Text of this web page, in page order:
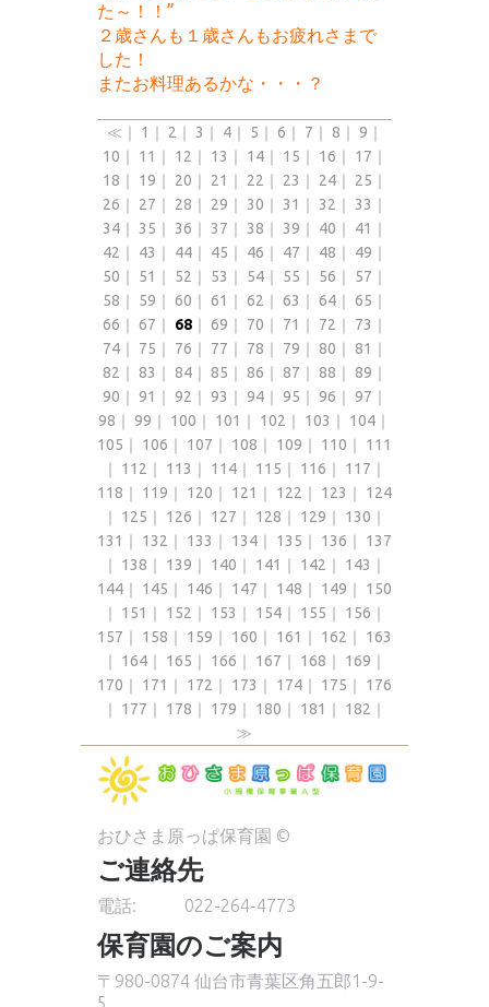
た～！！”
２歳さんも１歳さんもお疲れさまで
した！
またお料理あるかな・・・？
≪｜ 1 ｜ 2 ｜ 3 ｜ 4｜ 5 ｜ 6 ｜ 7 ｜ 8 ｜ 9 ｜
10 ｜ 11 ｜ 12 ｜ 13 ｜ 14｜ 15 ｜ 16 ｜ 17 ｜
18 ｜ 19 ｜ 20 ｜ 21 ｜ 22 ｜ 23 ｜ 24｜ 25 ｜
26 ｜ 27 ｜ 28 ｜ 29 ｜ 30 ｜ 31 ｜ 32 ｜ 33 ｜
34｜ 35 ｜ 36 ｜ 37 ｜ 38 ｜ 39 ｜ 40 ｜ 41 ｜
42 ｜ 43 ｜ 44｜ 45 ｜ 46 ｜ 47 ｜ 48 ｜ 49 ｜
50 ｜ 51 ｜ 52 ｜ 53 ｜ 54｜ 55 ｜ 56 ｜ 57 ｜
58 ｜ 59 ｜ 60 ｜ 61 ｜ 62 ｜ 63 ｜ 64｜ 65 ｜
66 ｜ 67 ｜ 68｜ 69 ｜ 70 ｜ 71 ｜ 72 ｜ 73 ｜
74｜ 75 ｜ 76 ｜ 77 ｜ 78 ｜ 79 ｜ 80 ｜ 81 ｜
82 ｜ 83 ｜ 84｜ 85 ｜ 86 ｜ 87 ｜ 88 ｜ 89 ｜
90 ｜ 91 ｜ 92 ｜ 93 ｜ 94｜ 95 ｜ 96 ｜ 97 ｜
98 ｜ 99 ｜ 100 ｜ 101 ｜ 102 ｜ 103 ｜ 104 ｜
105 ｜ 106 ｜ 107 ｜ 108 ｜ 109 ｜ 110 ｜ 111
｜ 112 ｜ 113 ｜ 114 ｜ 115 ｜ 116 ｜ 117 ｜
118 ｜ 119 ｜ 120 ｜ 121 ｜ 122 ｜ 123 ｜ 124
｜ 125 ｜ 126 ｜ 127 ｜ 128 ｜ 129 ｜ 130 ｜
131 ｜ 132 ｜ 133 ｜ 134 ｜ 135 ｜ 136 ｜ 137
｜ 138 ｜ 139 ｜ 140 ｜ 141 ｜ 142 ｜ 143 ｜
144 ｜ 145 ｜ 146 ｜ 147 ｜ 148 ｜ 149 ｜ 150
｜ 151 ｜ 152 ｜ 153 ｜ 154 ｜ 155 ｜ 156 ｜
157 ｜ 158 ｜ 159 ｜ 160 ｜ 161 ｜ 162 ｜ 163
｜ 164 ｜ 165 ｜ 166 ｜ 167 ｜ 168 ｜ 169 ｜
170 ｜ 171 ｜ 172 ｜ 173 ｜ 174 ｜ 175 ｜ 176
｜ 177 ｜ 178 ｜ 179 ｜ 180 ｜ 181 ｜ 182 ｜
≫
おひさま原っぱ保育園 ©
ご連絡先
電話: 022-264-4773
保育園のご案内
〒980-0874 仙台市青葉区角五郎1-9-
5